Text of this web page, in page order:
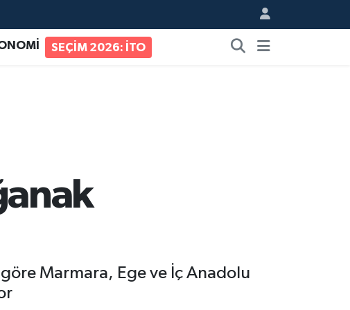
SEÇİM 2026: İTO
Marmara, Ege ve İç Anadolu